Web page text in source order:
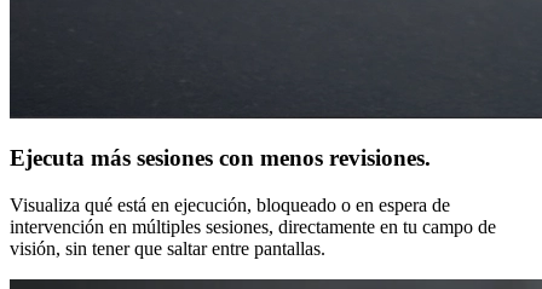
Ejecuta más sesiones con menos revisiones.
Visualiza qué está en ejecución, bloqueado o en espera de
intervención en múltiples sesiones, directamente en tu campo de
visión, sin tener que saltar entre pantallas.